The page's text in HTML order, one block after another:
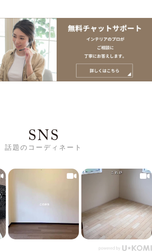
SNS
話題のコーディネート